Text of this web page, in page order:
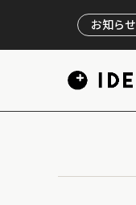
お知らせ